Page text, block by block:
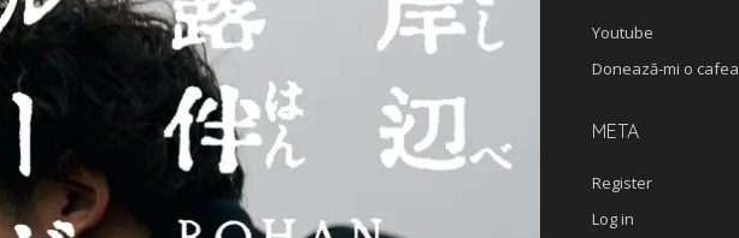
Youtube
Donează-mi o cafea
META
Register
Log in